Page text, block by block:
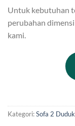
Untuk kebutuhan
perubahan
kami.
Kategori:Sofa 2